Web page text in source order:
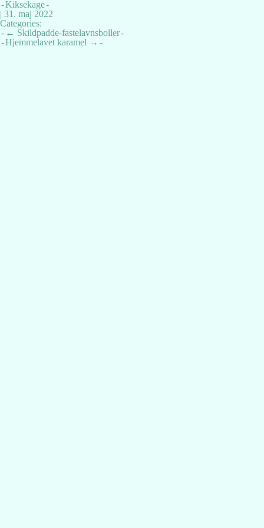
Kiksekage
| 31. maj 2022
Categories:
Indlægsnavigation
← Skildpadde-fastelavnsboller
Hjemmelavet karamel →